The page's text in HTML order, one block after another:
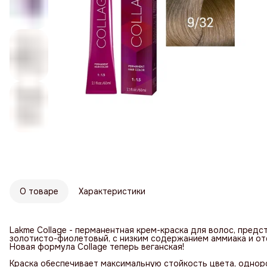
О товаре Характеристики
Lakme Collage - перманентная крем-краска для волос,
золотисто-фиолетовый, с низким содержанием аммиака и
Новая формула Collage теперь веганская!
Краска обеспечивает максимальную стойкость цвета,